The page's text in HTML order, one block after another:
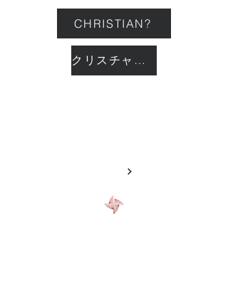
CHRISTIAN?
クリスチャン？